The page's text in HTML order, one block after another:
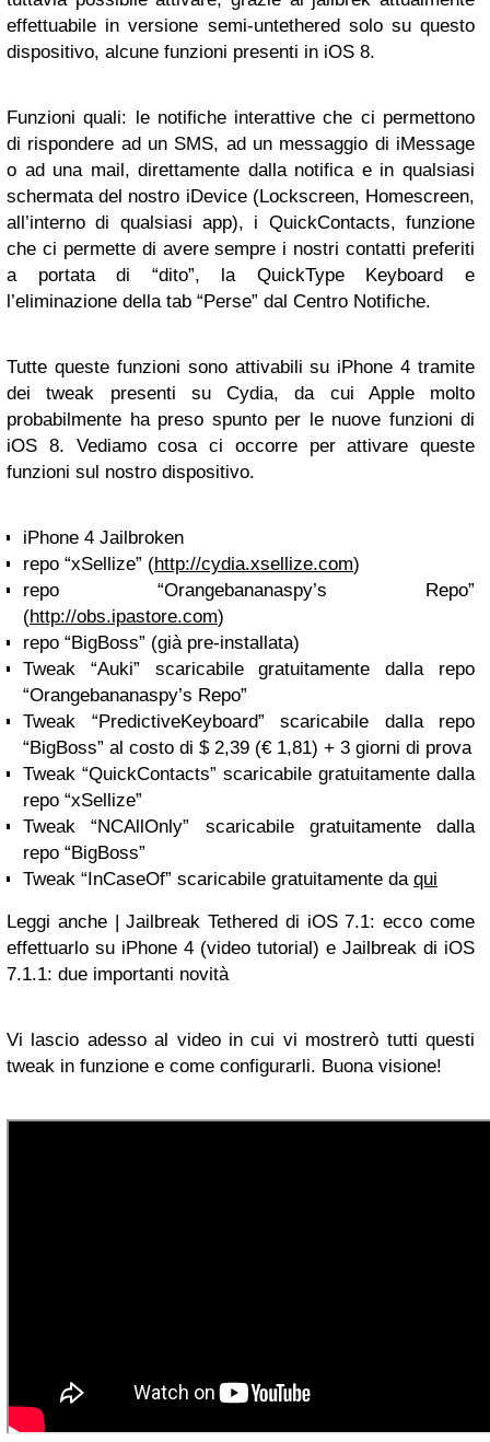
effettuabile in versione semi-untethered solo su questo
dispositivo, alcune funzioni presenti in iOS 8.
Funzioni quali: le notifiche interattive che ci permettono
di rispondere ad un SMS, ad un messaggio di iMessage
o ad una mail, direttamente dalla notifica e in qualsiasi
schermata del nostro iDevice (Lockscreen, Homescreen,
all’interno di qualsiasi app), i QuickContacts, funzione
che ci permette di avere sempre i nostri contatti preferiti
a portata di “dito”, la QuickType Keyboard e
l’eliminazione della tab “Perse” dal Centro Notifiche.
Tutte queste funzioni sono attivabili su iPhone 4 tramite
dei tweak presenti su Cydia, da cui Apple molto
probabilmente ha preso spunto per le nuove funzioni di
iOS 8. Vediamo cosa ci occorre per attivare queste
funzioni sul nostro dispositivo.
iPhone 4 Jailbroken
repo “xSellize” (http://cydia.xsellize.com)
repo “Orangebananaspy’s Repo”
(http://obs.ipastore.com)
repo “BigBoss” (già pre-installata)
Tweak “Auki” scaricabile gratuitamente dalla repo
“Orangebananaspy’s Repo”
Tweak “PredictiveKeyboard” scaricabile dalla repo
“BigBoss” al costo di $ 2,39 (€ 1,81) + 3 giorni di prova
Tweak “QuickContacts” scaricabile gratuitamente dalla
repo “xSellize”
Tweak “NCAllOnly” scaricabile gratuitamente dalla
repo “BigBoss”
Tweak “InCaseOf” scaricabile gratuitamente da qui
Leggi anche | Jailbreak Tethered di iOS 7.1: ecco come
effettuarlo su iPhone 4 (video tutorial) e Jailbreak di iOS
7.1.1: due importanti novità
Vi lascio adesso al video in cui vi mostrerò tutti questi
tweak in funzione e come configurarli. Buona visione!